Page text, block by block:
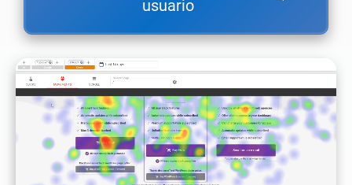
usuario